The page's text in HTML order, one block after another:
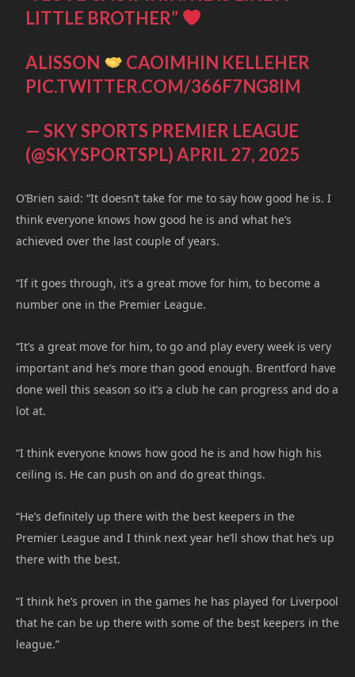
LITTLE BROTHER”
ALISSON
CAOIMHIN KELLEHER
PIC.TWITTER.COM/366F7NG8IM
— SKY SPORTS PREMIER LEAGUE
(@SKYSPORTSPL)APRIL 27, 2025
O’Brien said: “It doesn’t take for me to say how good he is. I
think everyone knows how good he is and what he’s
achieved over the last couple of years.
“If it goes through, it’s a great move for him, to become a
number one in the Premier League.
“It’s a great move for him, to go and play every week is very
important and he’s more than good enough. Brentford have
done well this season so it’s a club he can progress and do a
lot at.
“I think everyone knows how good he is and how high his
ceiling is. He can push on and do great things.
“He’s definitely up there with the best keepers in the
Premier League and I think next year he’ll show that he’s up
there with the best.
“I think he’s proven in the games he has played for Liverpool
that he can be up there with some of the best keepers in the
league.”